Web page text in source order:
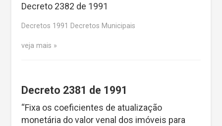
Decreto 2382 de 1991
Decretos 1991 Decretos Municipais
veja mais
Decreto 2381 de 1991
“Fixa os coeficientes de atualização
monetária do valor venal dos imóveis para